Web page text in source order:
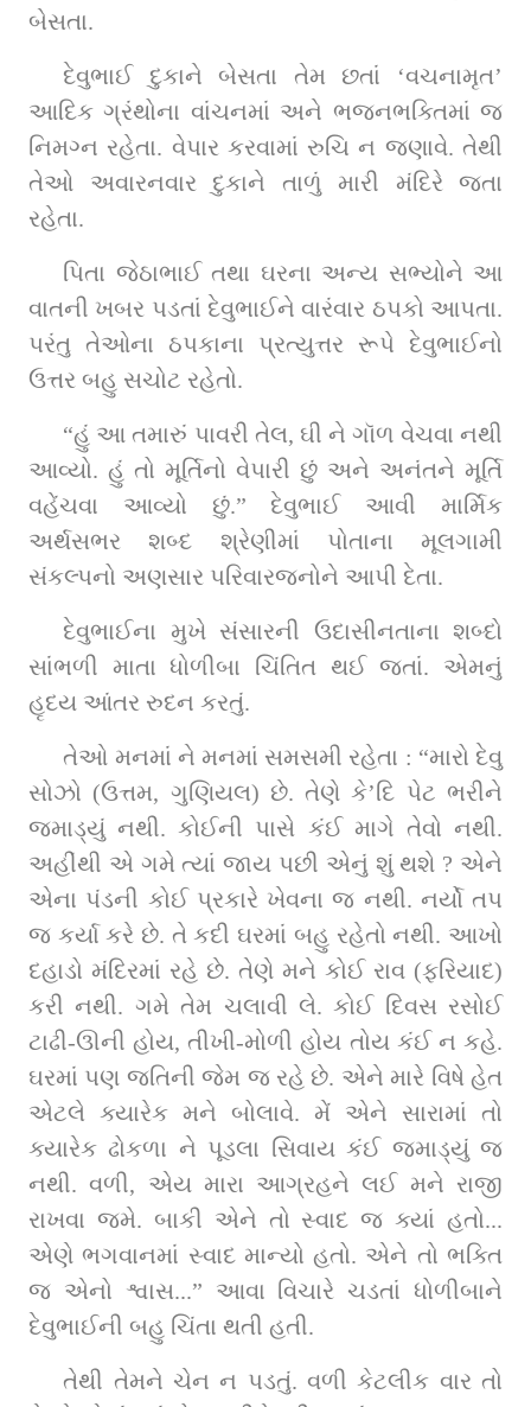
બેસતા.
દેવુભાઈ દુકાને બેસતા તેમ છતાં ‘વચનામૃત’
આદિક ગ્રંથોના વાંચનમાં અને ભજનભક્તિમાં જ
નિમગ્ન રહેતા. વેપાર કરવામાં રુચિ ન જણાવે. તેથી
તેઓ અવારનવાર દુકાને તાળું મારી મંદિરે જતા
રહેતા.
પિતા જેઠાભાઈ તથા ઘરના અન્ય સભ્યોને આ
વાતની ખબર પડતાં દેવુભાઈને વારંવાર ઠપકો આપતા.
પરંતુ તેઓના ઠપકાના પ્રત્યુત્તર રૂપે દેવુભાઈનો
ઉત્તર બહુ સચોટ રહેતો.
“હું આ તમારું પાવરી તેલ, ઘી ને ગૉળ વેચવા નથી
આવ્યો. હું તો મૂર્તિનો વેપારી છું અને અનંતને મૂર્તિ
વહેંચવા આવ્યો છું.” દેવુભાઈ આવી માર્મિક
અર્થસભર શબ્દ શ્રેણીમાં પોતાના મૂલગામી
સંકલ્પનો અણસાર પરિવારજનોને આપી દેતા.
દેવુભાઈના મુખે સંસારની ઉદાસીનતાના શબ્દો
સાંભળી માતા ધોળીબા ચિંતિત થઈ જતાં. એમનું
હૃદય આંતર રુદન કરતું.
તેઓ મનમાં ને મનમાં સમસમી રહેતા : “મારો દેવુ
સોઝો (ઉત્તમ, ગુણિયલ) છે. તેણે કે’દિ પેટ ભરીને
જમાડ્યું નથી. કોઈની પાસે કંઈ માગે તેવો નથી.
અહીંથી એ ગમે ત્યાં જાય પછી એનું શું થશે ? એને
એના પંડની કોઈ પ્રકારે ખેવના જ નથી. નર્યો તપ
જ કર્યા કરે છે. તે કદી ઘરમાં બહુ રહેતો નથી. આખો
દહાડો મંદિરમાં રહે છે. તેણે મને કોઈ રાવ (ફરિયાદ)
કરી નથી. ગમે તેમ ચલાવી લે. કોઈ દિવસ રસોઈ
ટાઢી-ઊની હોય, તીખી-મોળી હોય તોય કંઈ ન કહે.
ઘરમાં પણ જતિની જેમ જ રહે છે. એને મારે વિષે હેત
એટલે ક્યારેક મને બોલાવે. મેં એને સારામાં તો
ક્યારેક ઢોકળા ને પૂડલા સિવાય કંઈ જમાડ્યું જ
નથી. વળી, એય મારા આગ્રહને લઈ મને રાજી
રાખવા જમે. બાકી એને તો સ્વાદ જ ક્યાં હતો...
એણે ભગવાનમાં સ્વાદ માન્યો હતો. એને તો ભક્તિ
જ એનો શ્વાસ...” આવા વિચારે ચડતાં ધોળીબાને
દેવુભાઈની બહુ ચિંતા થતી હતી.
તેથી તેમને ચેન ન પડતું. વળી કેટલીક વાર તો